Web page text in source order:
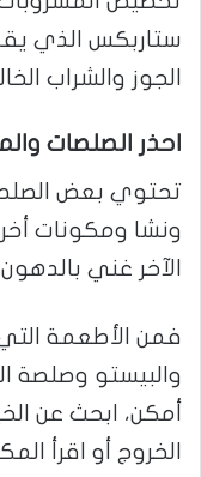
ستاربكس الذي
الجوز والشراب
احذر الصلصات
تحتوي بعض
ونشا ومكونات
الآخر غني بالدهون
فمن الأطعمة
والبيستو وصلصة
أمكن، ابحث عن
الخروج أو اقرأ